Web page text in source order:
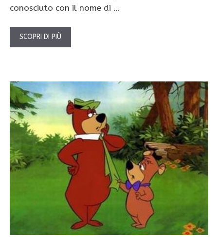
conosciuto con il nome di …
SCOPRI DI PIÙ